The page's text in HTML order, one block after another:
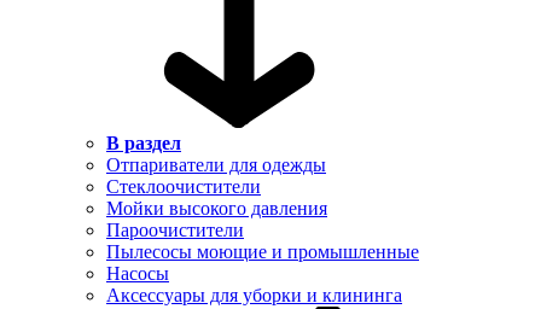
В раздел
Отпариватели для одежды
Стеклоочистители
Мойки высокого давления
Пароочистители
Пылесосы моющие и промышленные
Насосы
Аксессуары для уборки и клининга